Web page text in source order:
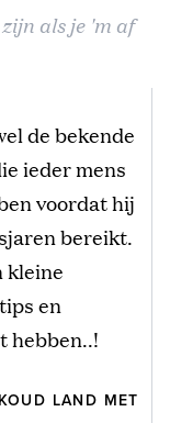
als je 'm af
de bekende
ieder mens
voordat hij
bereikt.
kleine
en
hebben..!
LAND MET